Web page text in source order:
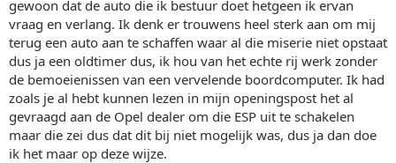
gewoon dat de auto die ik bestuur doet hetgeen ik ervan
vraag en verlang. Ik denk er trouwens heel sterk aan om mij
terug een auto aan te schaffen waar al die miserie niet opstaat
dus ja een oldtimer dus, ik hou van het echte rij werk zonder
de bemoeienissen van een vervelende boordcomputer. Ik had
zoals je al hebt kunnen lezen in mijn openingspost het al
gevraagd aan de Opel dealer om die ESP uit te schakelen
maar die zei dus dat dit bij niet mogelijk was, dus ja dan doe
ik het maar op deze wijze.